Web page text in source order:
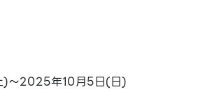
～2025年10月5日(日)